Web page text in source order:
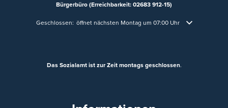
Bürgerbüro (Erreichbarkeit: 02683 912-15)
Klicken, um weitere Öffnungs- oder Schließzeiten auszublenden
Geschlossen: öffnet nächsten Montag um 07:00 Uhr
Das Sozialamt ist zur Zeit montags geschlossen.